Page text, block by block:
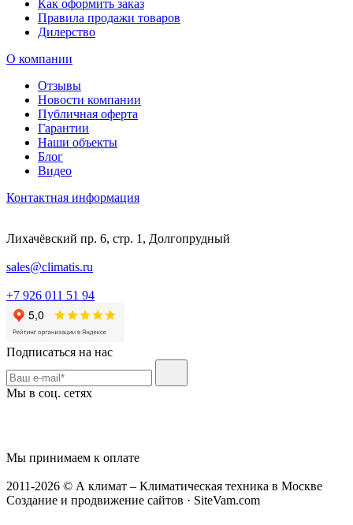
Как оформить заказ
Правила продажи товаров
Дилерство
О компании
Отзывы
Новости компании
Публичная оферта
Гарантии
Наши объекты
Блог
Видео
Контактная информация
Лихачёвский пр. 6, стр. 1, Долгопрудный
sales@climatis.ru
+7 926 011 51 94
Подписаться на нас
Мы в соц. сетях
Мы принимаем к оплате
2011-2026 © А климат – Климатическая техника в Москве
Создание и продвижение сайтов · SiteVam.com